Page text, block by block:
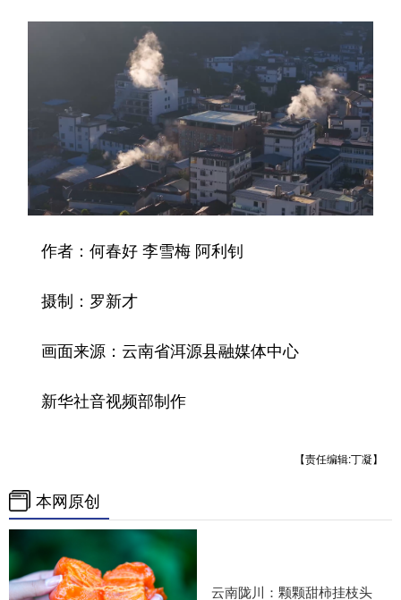
作者：何春好 李雪梅 阿利钊
摄制：罗新才
画面来源：云南省洱源县融媒体中心
新华社音视频部制作
【责任编辑:丁凝】
本网原创
云南陇川：颗颗甜柿挂枝头